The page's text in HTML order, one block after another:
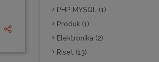
PHP MYSQL (1)
Produk (1)
Elektronika (2)
Riset (13)